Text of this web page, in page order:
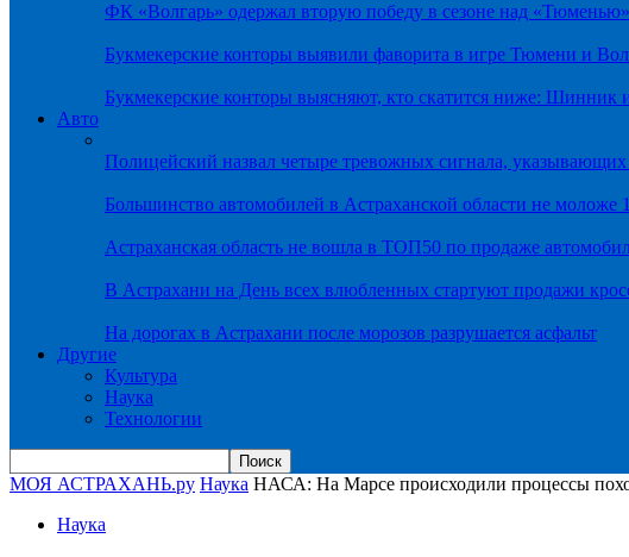
ФК «Волгарь» одержал вторую победу в сезоне над
Букмекерские конторы выявили фаворита в игре Тюмени и
Букмекерские конторы выясняют, кто скатится ниже: Шинник
Авто
Полицейский назвал четыре тревожных сигнала, указывающих
Большинство автомобилей в Астраханской области не моложе
Астраханская область не вошла в ТОП50 по продаже
В Астрахани на День всех влюбленных стартуют продажи
На дорогах в Астрахани после морозов разрушается асфальт
Другие
Культура
Наука
Технологии
МОЯ АСТРАХАНЬ.ру Наука НАСА: На Марсе происходили процессы
Наука